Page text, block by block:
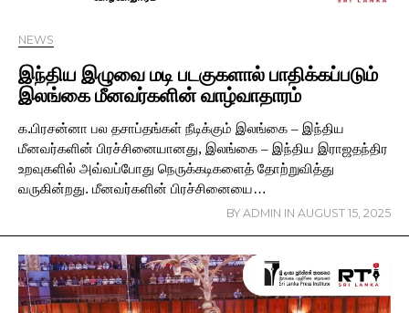
NEWS
இந்திய இழுவை மடி படகுகளால் பாதிக்கப்படும்
இலங்கை மீனவர்களின் வாழ்வாதாரம்
க.பிரசன்னா பல தசாப்தங்கள் நீடிக்கும் இலங்கை – இந்திய
மீனவர்களின் பிரச்சினையானது, இலங்கை – இந்திய இராஜதந்திர
உறவுகளில் அவ்வப்போது நெருக்கடிகளைத் தோற்றுவித்து
வருகின்றது. மீனவர்களின் பிரச்சினையை…
BY ADMIN IN AUGUST 15, 2025